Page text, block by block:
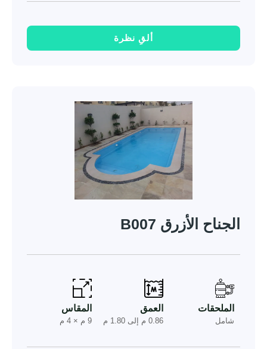
ألقِ نظرة
الجناح الأزرق B007
الملحقات
شامل
العمق
0.86 م إلى 1.80 م
المقاس
9 م × 4 م